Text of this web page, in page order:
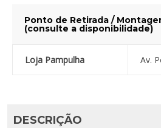
Ponto de Retirada /
(consulte a disponibilidade)
Loja Pampulha Av.
DESCRIÇÃO